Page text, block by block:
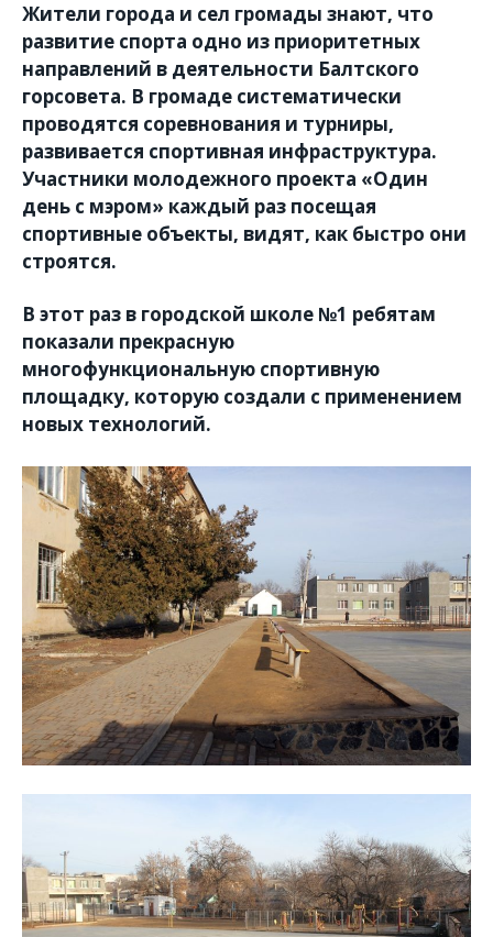
Жители города и сел громады знают, что
развитие спорта одно из приоритетных
направлений в деятельности Балтского
горсовета. В громаде систематически
проводятся соревнования и турниры,
развивается спортивная инфраструктура.
Участники молодежного проекта «Один
день с мэром» каждый раз посещая
спортивные объекты, видят, как быстро они
строятся.
В этот раз в городской школе №1 ребятам
показали прекрасную
многофункциональную спортивную
площадку, которую создали с применением
новых технологий.